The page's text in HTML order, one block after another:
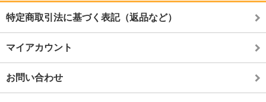
特定商取引法に基づく表記（返品など）
マイアカウント
お問い合わせ